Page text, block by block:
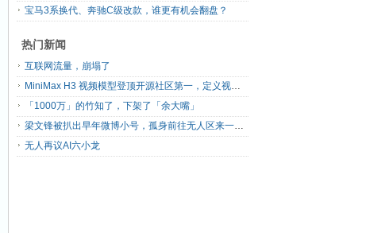
宝马3系换代、奔驰C级改款，谁更有机会翻盘？
热门新闻
互联网流量，崩塌了
MiniMax H3 视频模型登顶开源社区第一，定义视频模型领域“斩杀线”
「1000万」的竹知了，下架了「余大嘴」
梁文锋被扒出早年微博小号，孤身前往无人区来一场相当 deep 的 seek 旅行
无人再议AI六小龙